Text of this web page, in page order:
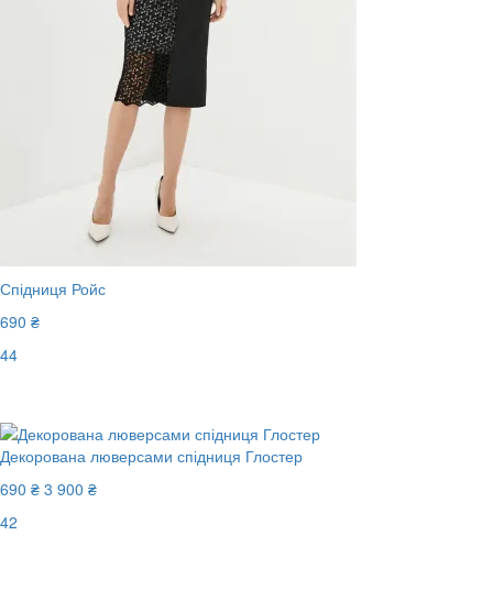
Спідниця Ройс
690 ₴
44
Декорована люверсами спідниця Глостер
690 ₴ 3 900 ₴
42